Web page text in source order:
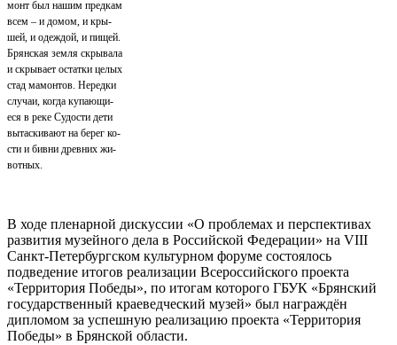
монт был нашим предкам
всем – и домом, и кры-
шей, и одеждой, и пищей.
Брянская земля скрывала
и скрывает остатки целых
стад мамонтов. Нередки
случаи, когда купающи-
еся в реке Судости дети
вытаскивают на берег ко-
сти и бивни древних жи-
вотных.
В ходе пленарной дискуссии «О проблемах и перспективах
развития музейного дела в Российской Федерации» на VIII
Санкт-Петербургском культурном форуме состоялось
подведение итогов реализации Всероссийского проекта
«Территория Победы», по итогам которого ГБУК «Брянский
государственный краеведческий музей» был награждён
дипломом за успешную реализацию проекта «Территория
Победы» в Брянской области.